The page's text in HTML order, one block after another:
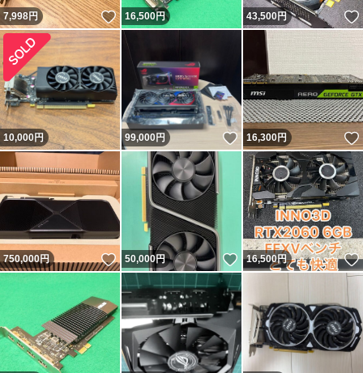
7,998円 いいね！
16,500円 43,500円
10,000円 99,000円 いいね！
16,300円
750,000円 いいね！
50,000円 いいね！
16,500円